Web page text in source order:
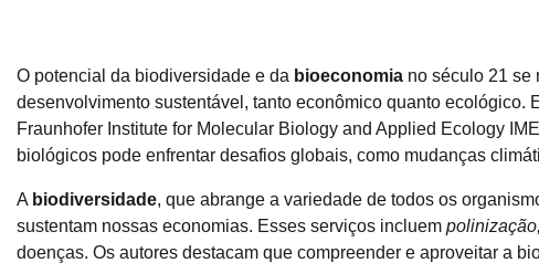
O potencial da biodiversidade e da bioeconomia no século 21 se
desenvolvimento sustentável, tanto econômico quanto
Fraunhofer Institute for Molecular Biology and Applied Ecology
biológicos pode enfrentar desafios globais, como mudanças
A biodiversidade, que abrange a variedade de todos os
sustentam nossas economias. Esses serviços incluem
doenças. Os autores destacam que compreender e aproveitar a